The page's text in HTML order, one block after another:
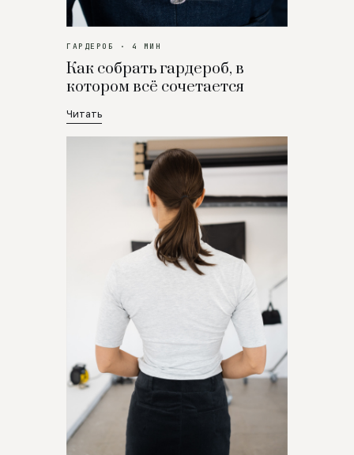
ГАРДЕРОБ · 4 МИН
Как собрать гардероб, в
котором всё сочетается
Читать